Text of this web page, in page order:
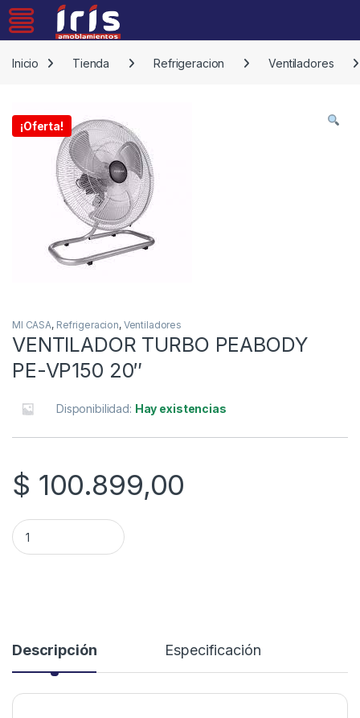
Inicio
Tienda Refrigeracion Ventiladores
¡Oferta!
MI CASA, Refrigeracion, Ventiladores
VENTILADOR TURBO PEABODY
PE-VP150 20″
Disponibilidad: Hay existencias
$ 100.899,00
VENTILADOR TURBO PEABODY PE-VP150 20" quantity
Descripción Especificación